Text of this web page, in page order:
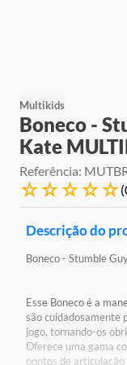
Multikids
Boneco -
Kate
Referência:
☆☆☆☆☆(
Descrição do
Boneco - Stumble
Esse Boneco é a
são cuidadosamente
jogo, tornando-os
Oferece uma gama
pontos de